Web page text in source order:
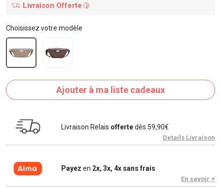
Livraison Offerte
i
Choisissez votre modèle
Ajouter à ma liste cadeaux
Livraison Relais offertedès 59,90€
Details Livraison
Payez en 2x, 3x, 4x sans frais
En savoir +